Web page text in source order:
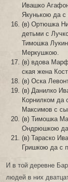
Ивашко
Якунькою да с
(в) Ортюшка
детьми с
Тимошка
Меркушкою.
(в) вдова
ская жена
(в) Оска
(в) Данилко
Корнилком да
Максимов с
(в) Тимошка
Ондрюшкою да
(в) Тараско
Гришкою да с
И в той деревне
людей в них